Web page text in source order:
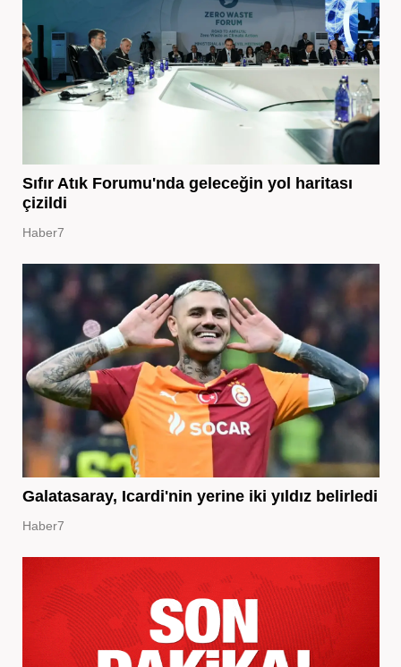
Sıfır Atık Forumu'nda geleceğin yol haritası
çizildi
Haber7
Galatasaray, Icardi'nin yerine iki yıldız belirledi
Haber7